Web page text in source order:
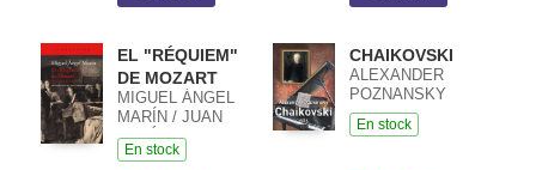
EL "RÉQUIEM"
DE MOZART
MIGUEL ÁNGEL
MARÍN / JUAN
JOSÉ
CARRERAS
En stock
CHAIKOVSKI
ALEXANDER
POZNANSKY
En stock